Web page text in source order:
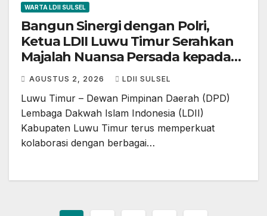
WARTA LDII SULSEL
Bangun Sinergi dengan Polri,
Ketua LDII Luwu Timur Serahkan
Majalah Nuansa Persada kepada
Wakapolres
AGUSTUS 2, 2026 LDII SULSEL
Luwu Timur – Dewan Pimpinan Daerah (DPD)
Lembaga Dakwah Islam Indonesia (LDII)
Kabupaten Luwu Timur terus memperkuat
kolaborasi dengan berbagai…